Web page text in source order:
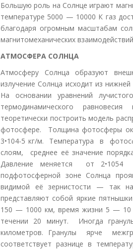
Большую роль на Солнце играют
температуре 5000 — 10000 К газ
благодаря огромным масштабам
магнитомеханических
АТМОСФЕРА СОЛНЦА
Атмосферу Солнца образуют
излучение Солнца исходит из
На основании уравнений
термодинамического
теоретически построить модель
фотосфере. Толщина фотосферы
3•104-5 кг/м. Температура в
слоям, среднее её значение
Давление меняется от
подфотосферной зоне Солнца
видимой её зернистости — так
представляют собой яркие
150 — 1000 км, время жизни 5 — 10
течении 20 минут. Иногда
километров. Гранулы ярче
соответствует разнице в